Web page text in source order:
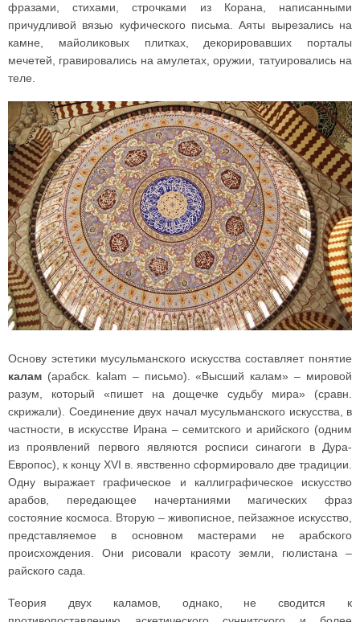
фразами, стихами, строчками из Корана, написанными
причудливой вязью куфического письма. Аяты вырезались на
камне, майоликовых плитках, декорировавших порталы
мечетей, гравировались на амулетах, оружии, татуировались на
теле.
Основу эстетики мусульманского искусства составляет понятие
калам (арабск. kalam – письмо). «Высший калам» – мировой
разум, который «пишет на дощечке судьбу мира» (сравн.
скрижали). Соединение двух начал мусульманского искусства, в
частности, в искусстве Ирана – семитского и арийского (одним
из проявлений первого являются росписи синагоги в Дура-
Европос), к концу XVI в. явственно сформировало две традиции.
Одну выражает графическое и каллиграфическое искусство
арабов, передающее начертаниями магических фраз
состояние космоса. Вторую – живописное, пейзажное искусство,
представляемое в основном мастерами не арабского
происхождения. Они рисовали красоту земли, гюлистана –
райского сада.
Теория двух каламов, однако, не сводится к